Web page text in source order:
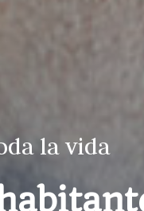
la vida